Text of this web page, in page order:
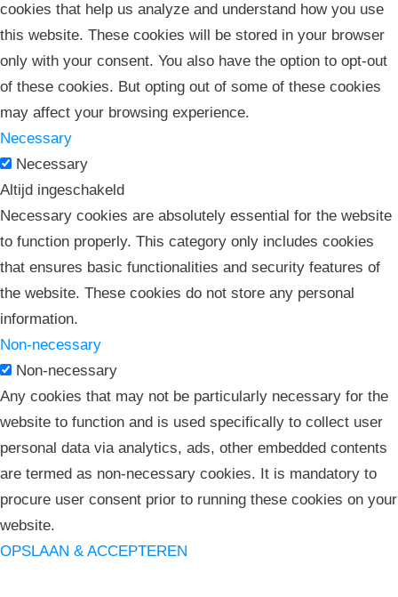
cookies that help us analyze and understand how you use
this website. These cookies will be stored in your browser
only with your consent. You also have the option to opt-out
of these cookies. But opting out of some of these cookies
may affect your browsing experience.
Necessary
Necessary
Altijd ingeschakeld
Necessary cookies are absolutely essential for the website
to function properly. This category only includes cookies
that ensures basic functionalities and security features of
the website. These cookies do not store any personal
information.
Non-necessary
Non-necessary
Any cookies that may not be particularly necessary for the
website to function and is used specifically to collect user
personal data via analytics, ads, other embedded contents
are termed as non-necessary cookies. It is mandatory to
procure user consent prior to running these cookies on your
website.
OPSLAAN & ACCEPTEREN